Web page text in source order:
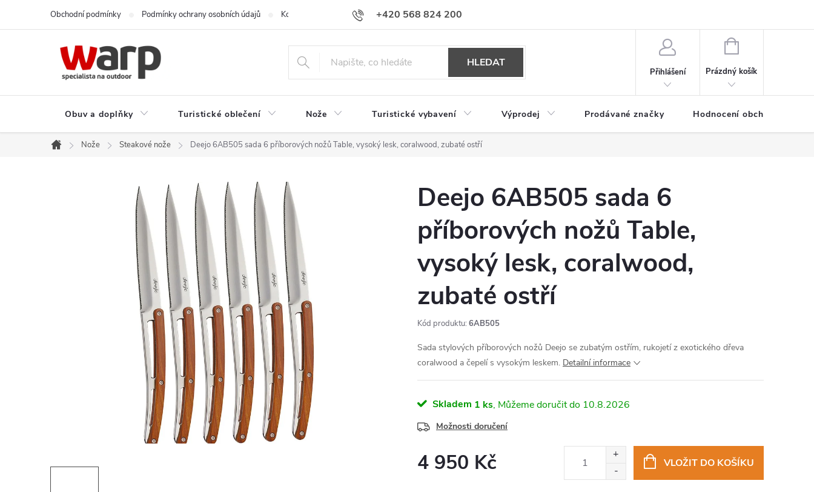
+420 568 824 200
Obchodní podmínky Podmínky ochrany osobních údajů Kontakty Doprava a platba Hodnocení obchodu
HLEDAT
Přihlášení
NÁKUPNÍ
Prázdný košík
Obuv a doplňky Turistické oblečení Nože Turistické vybavení Výprodej Prodávané značky Hodnocení obchodu
Domů
Nože Steakové nože Deejo 6AB505 sada 6 příborových nožů Table, vysoký lesk, coralwood, zubaté ostří
Deejo 6AB505 sada 6
příborových nožů Table,
vysoký lesk, coralwood,
zubaté ostří
Kód produktu: 6AB505
Sada stylových příborových nožů Deejo se zubatým ostřím, rukojetí z exotického dřeva
coralwood a čepelí s vysokým leskem. Detailní informace
Skladem 1 ks 10.8.2026
Možnosti doručení
4 950 Kč VLOŽIT DO KOŠÍKU